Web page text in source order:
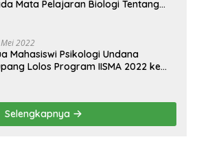
Mata Pelajaran Biologi Tentang
2022
Mahasiswi Psikologi Undana
Lolos Program IISMA 2022 ke
Selengkapnya